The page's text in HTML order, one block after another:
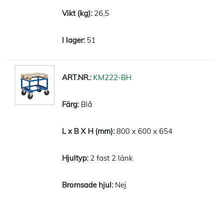
26,5
51
KM222-BH
Blå
800 x 600 x 654
2 fast 2 länk
Nej